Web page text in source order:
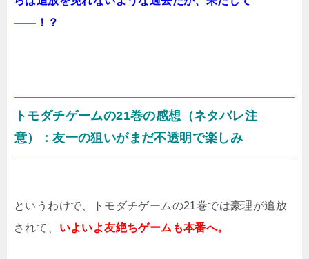
――！？
トモダチゲームの21巻の感想（ネタバレ注
意）：友一の狙いがまだ不透明で楽しみ
というわけで、トモダチゲームの21巻では豪理が追放
されて、 いよいよ友絶ちゲームも本番へ。